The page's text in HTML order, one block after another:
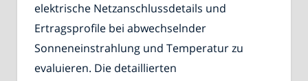
elektrische Netzanschlussdetails und
Ertragsprofile bei abwechselnder
Sonneneinstrahlung und Temperatur zu
evaluieren. Die detaillierten